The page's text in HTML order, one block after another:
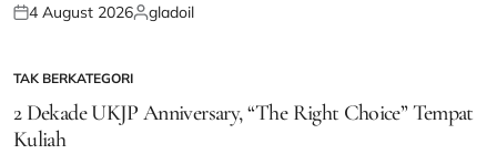
Posted
4 August 2026Posted
gladoil
POSTED
TAK BERKATEGORI
2 Dekade UKJP Anniversary, “The Right Choice” Tempat
Kuliah